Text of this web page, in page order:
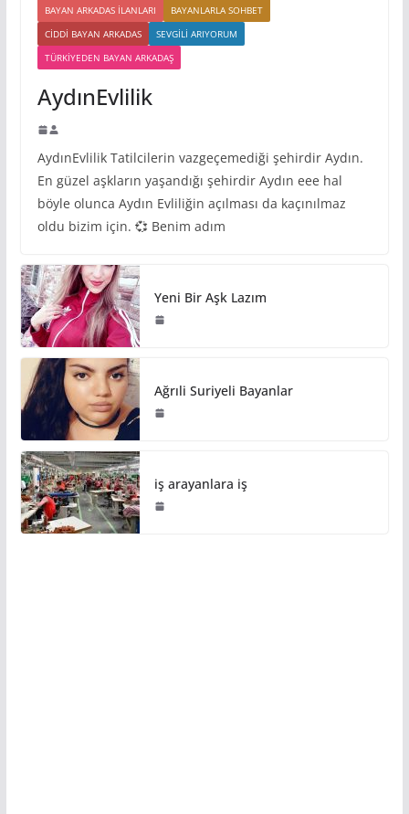
BAYAN ARKADAS ILANLARI
BAYANLARLA SOHBET
CIDDI BAYAN ARKADAS
SEVGILI ARIYORUM
TÜRKIYEDEN BAYAN ARKADAŞ
AydınEvlilik
AydınEvlilik Tatilcilerin vazgeçemediği şehirdir Aydın.
En güzel aşkların yaşandığı şehirdir Aydın eee hal
böyle olunca Aydın Evliliğin açılması da kaçınılmaz
oldu bizim için. 💞 Benim adım
Yeni Bir Aşk Lazım
Ağrıli Suriyeli Bayanlar
iş arayanlara iş